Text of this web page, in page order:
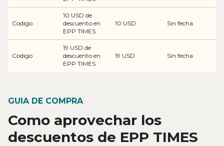
Codigo
10 USD de
descuento en
EPP TIMES
10 USD Sin fecha
Codigo
19 USD de
descuento en
EPP TIMES
19 USD Sin fecha
GUIA DE COMPRA
Como aprovechar los
descuentos de EPP TIMES